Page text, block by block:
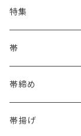
特集
浴衣にも！夏の帯揚
海のいろ ～sea-
格ある夏の名古屋
帯
- 博多帯
夏・単衣用(夏帯)
- 西陣織
帯締め
- おびやオリジナル
帯揚げ